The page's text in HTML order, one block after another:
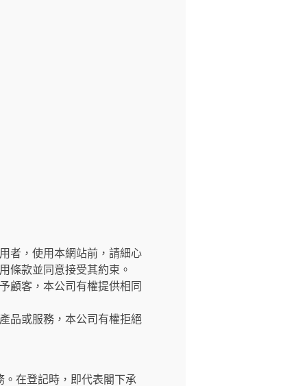
者，使用本網站前，請細心
條款並同意接受其約束。
顧客，本公司有權提供相同
品或服務，本公司有權拒絕
在登記時，即代表閣下承